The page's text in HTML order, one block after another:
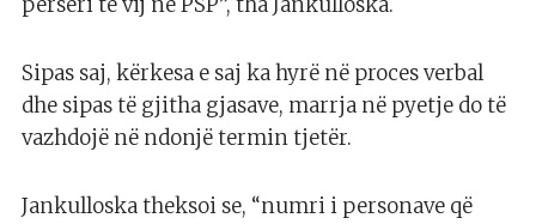
Sipas saj, kërkesa e saj ka hyrë në proces verbal
dhe sipas të gjitha gjasave, marrja në pyetje do të
vazhdojë në ndonjë termin tjetër.
Jankulloska theksoi se, “numri i personave që